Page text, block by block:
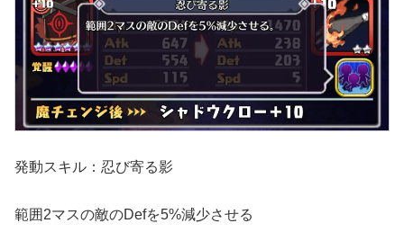
発動スキル：忍び寄る影
範囲2マスの敵のDefを5%減少させる